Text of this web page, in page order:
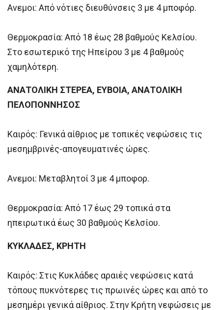
Ανεμοι: Από νότιες διευθύνσεις 3 με 4 μποφόρ.
Θερμοκρασία: Από 18 έως 28 βαθμούς Κελσίου.
Στο εσωτερικό της Ηπείρου 3 με 4 βαθμούς
χαμηλότερη.
ΑΝΑΤΟΛΙΚΗ ΣΤΕΡΕΑ, ΕΥΒΟΙΑ, ΑΝΑΤΟΛΙΚΗ
ΠΕΛΟΠΟΝΝΗΣΟΣ
Καιρός: Γενικά αίθριος με τοπικές νεφώσεις τις
μεσημβρινές-απογευματινές ώρες.
Ανεμοι: Μεταβλητοί 3 με 4 μποφορ.
Θερμοκρασία: Από 17 έως 29 τοπικά στα
ηπειρωτικά έως 30 βαθμούς Κελσίου.
ΚΥΚΛΑΔΕΣ, ΚΡΗΤΗ
Καιρός: Στις Κυκλάδες αραιές νεφώσεις κατά
τόπους πυκνότερες τις πρωινές ώρες και από το
μεσημέρι γενικά αίθριος. Στην Κρήτη νεφώσεις με